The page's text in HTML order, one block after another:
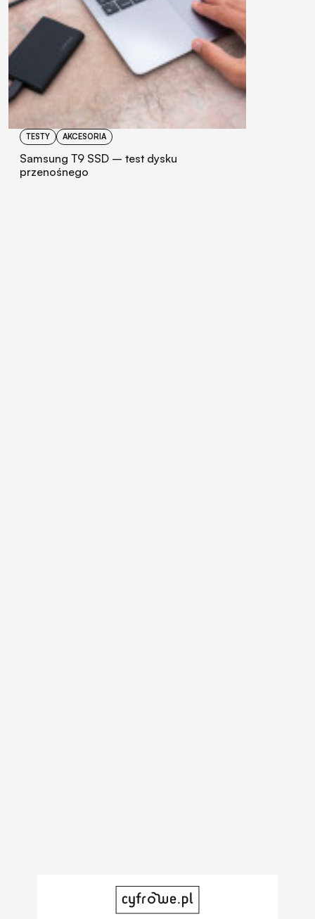
TESTY AKCESORIA
Samsung T9 SSD – test dysku
przenośnego